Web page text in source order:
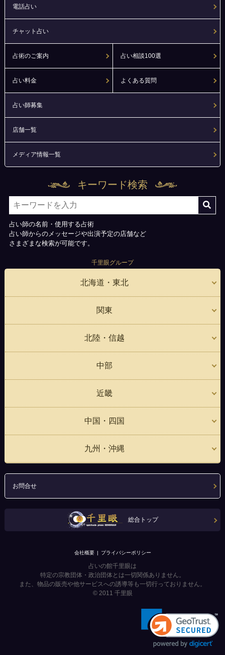
電話占い
チャット占い
占術のご案内 占い相談100選
占い料金 よくある質問
占い師募集
店舗一覧
メディア情報一覧
キーワード検索
占い師の名前・使用する占術
占い師からのメッセージや出演予定の店舗など
さまざまな検索が可能です。
千里眼グループ
北海道・東北
関東
北陸・信越
中部
近畿
中国・四国
九州・沖縄
お問合せ
総合トップ
会社概要 プライバシーポリシー
占いの館千里眼は
特定の宗教団体・政治団体とは一切関係ありません。
また、物品の販売や他サービスへの誘導等も一切行っておりません。
© 2011 千里眼